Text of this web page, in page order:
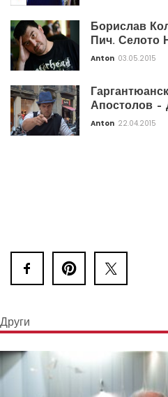
Борислав
Пич. Селото
Anton 03.05.2015
Апостолов –
Anton 22.04.2015
Други